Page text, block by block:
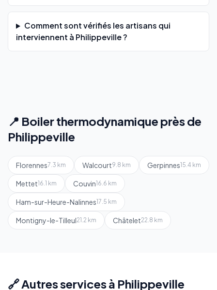
Comment sont vérifiés les artisans qui
interviennent à Philippeville ?
📍 Boiler thermodynamique près de
Philippeville
Florennes7.3 km Walcourt9.8 km Gerpinnes15.4 km
Mettet16.1 km Couvin16.6 km
Ham-sur-Heure-Nalinnes17.5 km
Montigny-le-Tilleul21.2 km Châtelet22.8 km
🔗 Autres services à Philippeville